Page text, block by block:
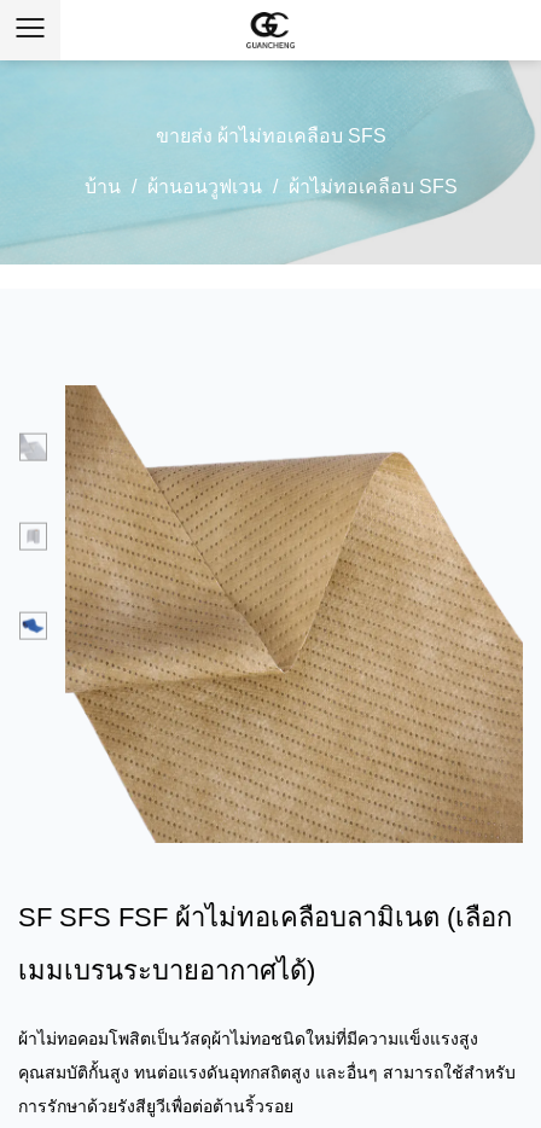
ขายส่ง ผ้าไม่ทอเคลือบ SFS
บ้าน / ผ้านอนวูฟเวน / ผ้าไม่ทอเคลือบ SFS
SF SFS FSF ผ้าไม่ทอเคลือบลามิเนต (เลือก
เมมเบรนระบายอากาศได้)
ผ้าไม่ทอคอมโพสิตเป็นวัสดุผ้าไม่ทอชนิดใหม่ที่มีความแข็งแรงสูง
คุณสมบัติกั้นสูง ทนต่อแรงดันอุทกสถิตสูง และอื่นๆ สามารถใช้สำหรับ
การรักษาด้วยรังสียูวีเพื่อต่อต้านริ้วรอย